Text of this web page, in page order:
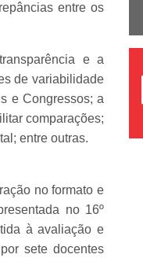
entre os
e a
de variabilidade
e Congressos; a
comparações;
entre outras.
no formato e
no 16º
à avaliação e
sete docentes